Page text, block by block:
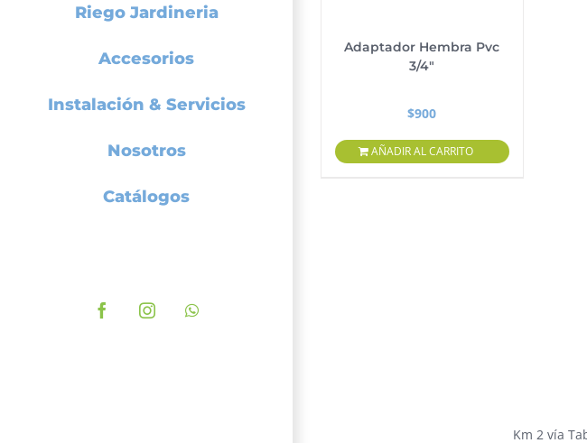
Riego Jardineria
Accesorios
Instalación & Servicios
Nosotros
Catálogos
FacebookInstagramWhatsApp
Adaptador Hembra Pvc
3/4″
$900
AÑADIR AL CARRITO
Km 2 vía